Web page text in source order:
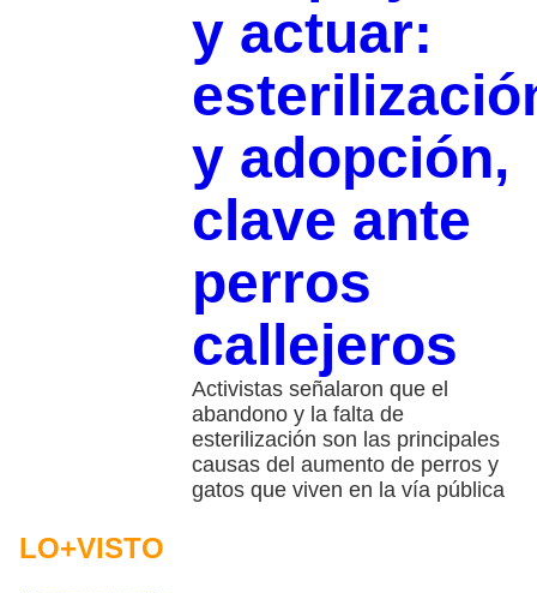
y actuar:
y adopción,
clave ante
perros
callejeros
Activistas señalaron que el
abandono y la falta de
esterilización son las principales
causas del aumento de perros y
gatos que viven en la vía pública
LO+VISTO